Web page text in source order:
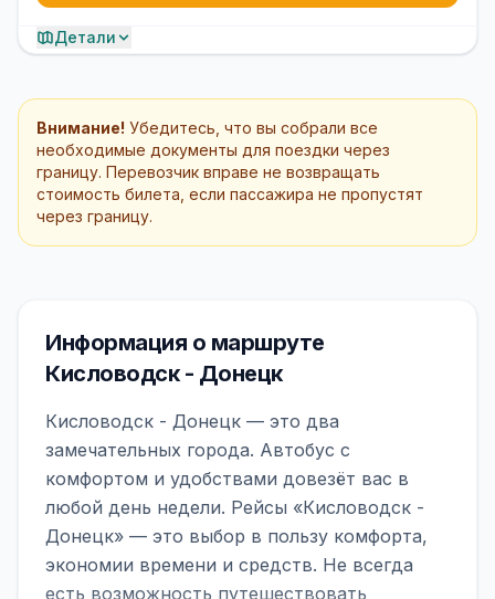
Детали
Внимание! Убедитесь, что вы собрали все
необходимые документы для поездки через
границу. Перевозчик вправе не возвращать
стоимость билета, если пассажира не пропустят
через границу.
Информация о маршруте
Кисловодск - Донецк
Кисловодск - Донецк — это два
замечательных города. Автобус с
комфортом и удобствами довезёт вас в
любой день недели. Рейсы «Кисловодск -
Донецк» — это выбор в пользу комфорта,
экономии времени и средств. Не всегда
есть возможность путешествовать